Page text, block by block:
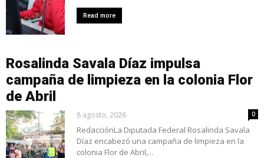
Read more
Rosalinda Savala Díaz impulsa
campaña de limpieza en la colonia Flor
de Abril
8 agosto, 2026 0
RedacciónLa Diputada Federal Rosalinda Savala
Díaz encabezó una campaña de limpieza en la
colonia Flor de Abril,...